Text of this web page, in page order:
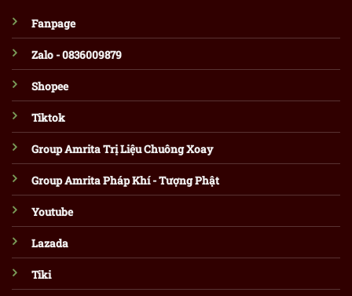
Fanpage
Zalo - 0836009879
Shopee
Tiktok
Group Amrita Trị Liệu Chuông Xoay
Group Amrita Pháp Khí - Tượng Phật
Youtube
Lazada
Tiki